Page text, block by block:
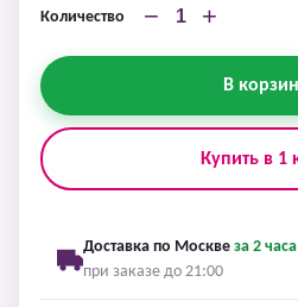
Количество − +
В
Купить в 1
Доставка по Москве за 2 часа
при заказе до 21:00